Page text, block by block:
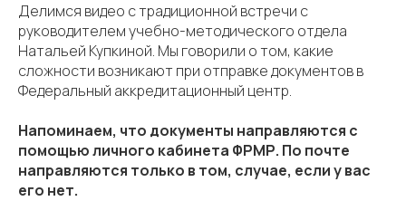
Делимся видео с традиционной встречи с
руководителем учебно-методического отдела
Натальей Купкиной. Мы говорили о том, какие
сложности возникают при отправке документов в
Федеральный аккредитационный центр.
Напоминаем, что документы направляются с
помощью личного кабинета ФРМР. По почте
направляются только в том, случае, если у вас
его нет.